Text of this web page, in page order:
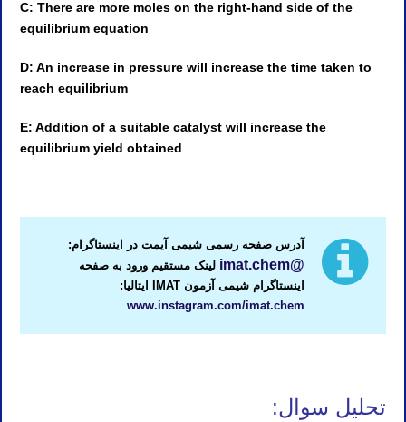
C: There are more moles on the right-hand side of the
equilibrium equation
D: An increase in pressure will increase the time taken to
reach equilibrium
E: Addition of a suitable catalyst will increase the
equilibrium yield obtained
آدرس صفحه رسمی شیمی آیمت در اینستاگرام:
@imat.chem
لینک مستقیم ورود به صفحه
اینستاگرام شیمی آزمون IMAT ایتالیا:
www.instagram.com/imat.chem
تحلیل سوال: